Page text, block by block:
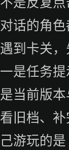
对话的角
遇到卡关
一是任务
是当前版
看旧档、
己游玩的